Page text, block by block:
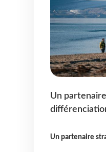
Un
Un partenaire